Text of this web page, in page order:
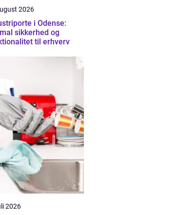
2026
i Odense:
sikkerhed og
til erhverv
2026